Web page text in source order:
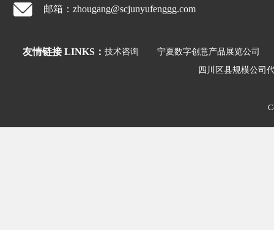
邮箱：zhougang@scjunyufenggg.com
友情链接 LINKS： 技术咨询
宁夏数字创意产品展览公司
四川区县规模公司